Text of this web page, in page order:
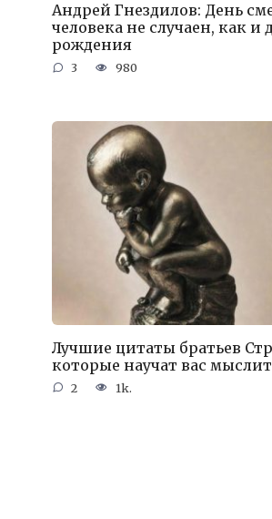
Андрей Гнездилов: День
человека не случаен, как и
рождения
3 980
Лучшие цитаты братьев
которые научат вас
2 1k.